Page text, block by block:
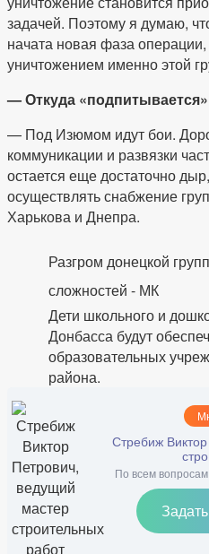
задачей. Поэтому я думаю,
начата новая фаза
уничтожением именно этой
— Откуда
— Под Изюмом идут бои.
коммуникации и развязки
остается еще достаточно
осуществлять снабжение
Харькова и Днепра.
Разгром донецкой
сложностей - МК
Дети школьного и
Донбасса будут
образовательных
района.
Стребиж
По всем